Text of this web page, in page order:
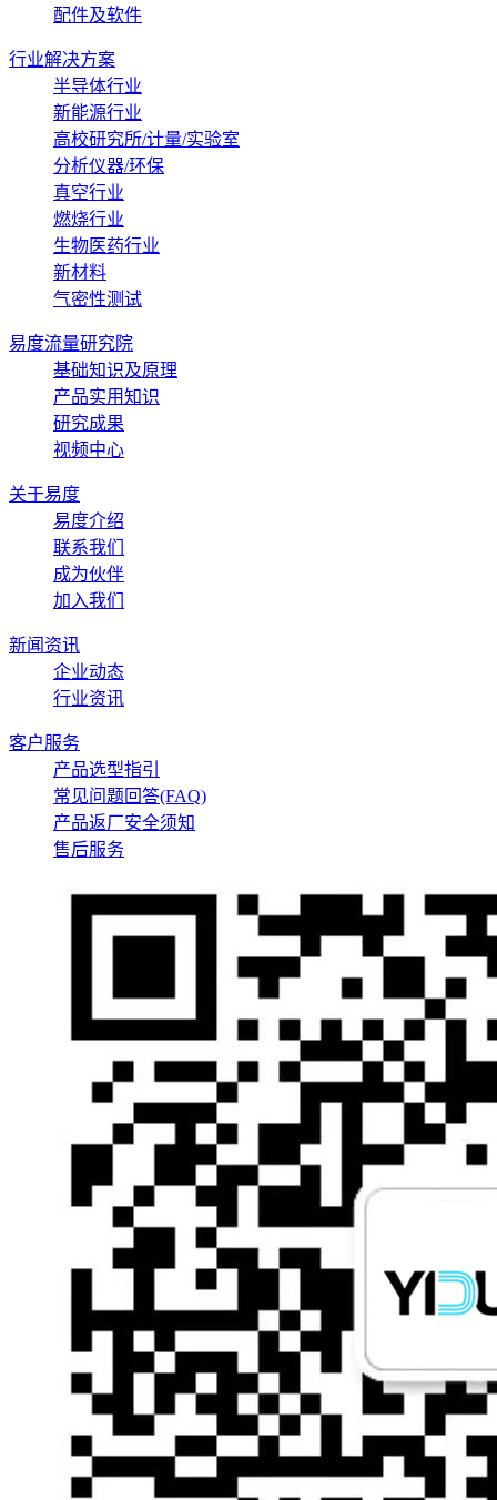
配件及软件
行业解决方案
半导体行业
新能源行业
高校研究所/计量/实验室
分析仪器/环保
真空行业
燃烧行业
生物医药行业
新材料
气密性测试
易度流量研究院
基础知识及原理
产品实用知识
研究成果
视频中心
关于易度
易度介绍
联系我们
成为伙伴
加入我们
新闻资讯
企业动态
行业资讯
客户服务
产品选型指引
常见问题回答(FAQ)
产品返厂安全须知
售后服务